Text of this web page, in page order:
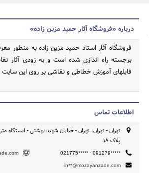
جستجو
درباره «فروشگاه آثار حمید مزین زاده»
فروشگاه آثار استاد حمید مزین زاده به منظور
برجسته راه اندازی شده است و به زودی آثار
فایلهای آموزش خطاطی و نقاشی بر روی این سایت
اطلاعات تماس
تهران - تهران، تهران - خیابان شهید بهشتی -
پلاک 18
021775***** - 091279*****
in**@mozayanzade.com